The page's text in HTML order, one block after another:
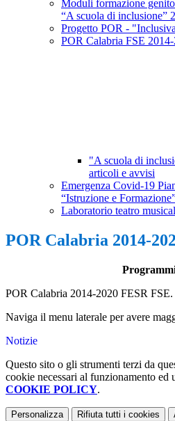
Moduli formazione
“A scuola di inclusione”
Progetto POR -
POR Calabria FSE
"A scuola di
articoli e avvisi
Emergenza Covid-19
“Istruzione e
Laboratorio teatro
POR Calabria 2014-
POR Calabria 2014-2020 FESR FSE.
Naviga il menu laterale per avere
Notizie
Questo sito o gli strumenti terzi da
cookie necessari al funzionamento
COOKIE POLICY.
Personalizza Rifiuta tutti i cookies